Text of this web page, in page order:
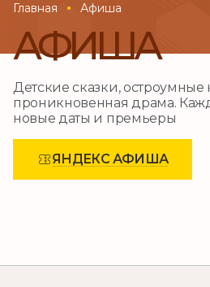
Главная Афиша
АФИША
Детские сказки,
проникновенная драма.
новые даты и премьеры
ЯНДЕКС АФИША